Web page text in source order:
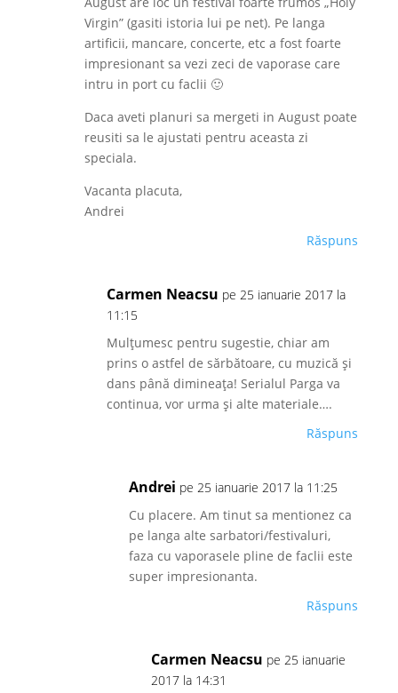
Virgin” (gasiti istoria lui pe net). Pe langa
artificii, mancare, concerte, etc a fost foarte
impresionant sa vezi zeci de vaporase care
intru in port cu faclii 🙂
Daca aveti planuri sa mergeti in August poate
reusiti sa le ajustati pentru aceasta zi
speciala.
Vacanta placuta,
Andrei
Răspuns
Carmen Neacsu pe 25 ianuarie 2017 la
11:15
Mulțumesc pentru sugestie, chiar am
prins o astfel de sărbătoare, cu muzică și
dans până dimineața! Serialul Parga va
continua, vor urma și alte materiale….
Răspuns
Andrei pe 25 ianuarie 2017 la 11:25
Cu placere. Am tinut sa mentionez ca
pe langa alte sarbatori/festivaluri,
faza cu vaporasele pline de faclii este
super impresionanta.
Răspuns
Carmen Neacsu pe 25 ianuarie
2017 la 14:31